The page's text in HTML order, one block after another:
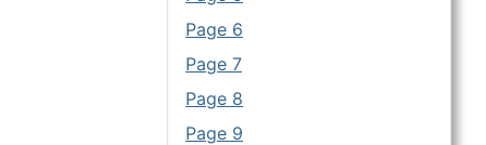
Page 6
Page 7
Page 8
Page 9